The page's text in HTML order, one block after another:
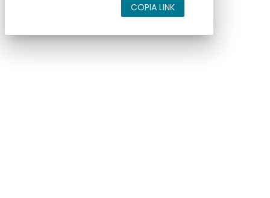
COPIA LINK